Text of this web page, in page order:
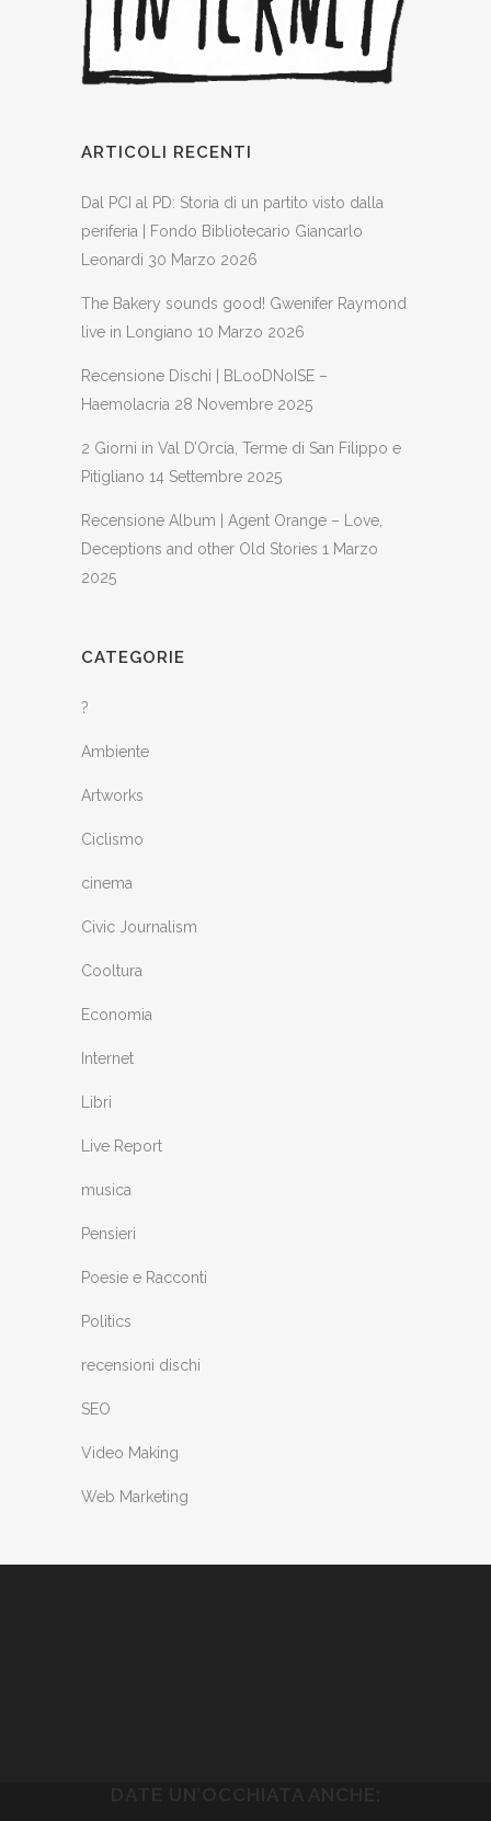
ARTICOLI RECENTI
Dal PCI al PD: Storia di un partito visto dalla
periferia | Fondo Bibliotecario Giancarlo
Leonardi 30 Marzo 2026
The Bakery sounds good! Gwenifer Raymond
live in Longiano 10 Marzo 2026
Recensione Dischi | BLooDNoISE –
Haemolacria 28 Novembre 2025
2 Giorni in Val D’Orcia, Terme di San Filippo e
Pitigliano 14 Settembre 2025
Recensione Album | Agent Orange – Love,
Deceptions and other Old Stories 1 Marzo
2025
CATEGORIE
?
Ambiente
Artworks
Ciclismo
cinema
Civic Journalism
Cooltura
Economia
Internet
Libri
Live Report
musica
Pensieri
Poesie e Racconti
Politics
recensioni dischi
SEO
Video Making
Web Marketing